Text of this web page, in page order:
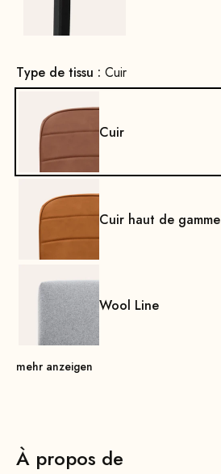
Type de tissu : Cuir
Cuir
Cuir haut de gamme
Wool Line
mehr anzeigen
À propos de